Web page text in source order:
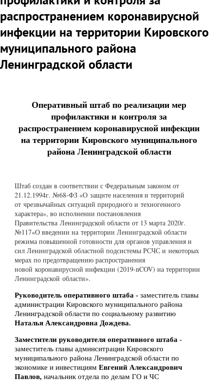
распространением коронавирусной
инфекции на территории Кировского
муниципального района
Ленинградской области
Оперативный штаб по реализации мер
профилактики и контроля за
распространением коронавирусной инфекции
на территории Кировского муниципального
района Ленинградской области
Штаб создан в соответствии с Федеральным законом от
21.12.1994г. №68-ФЗ «О защите населения и территорий
от чрезвычайных ситуаций природного и техногенного
характера», во исполнении постановления
Правительства Ленинградской области от 13 марта 2020г.
№117«О введении на территории Ленинградской области
режима повышенной готовности для органов управления и
сил Ленинградской областной подсистемы РСЧС и некоторых
мерах по предотвращению распространения
новой коронавирусной инфекции (2019-nCOV) на территории
Ленинградской области».
Руководитель оперативного штаба - заместитель главы
администрации Кировского муниципального района
Ленинградской области по социальному развитию
Наталья Александровна Дождева.
Заместители руководителя оперативного штаба -
заместитель главы админситрации Кировского
муниципального района Ленинградской области по
экономике и инвестициям Евгений Александрович
Павлов, начальник отдела по делам ГО и ЧС